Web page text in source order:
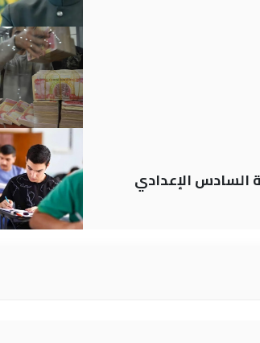
السادس الإعدادي